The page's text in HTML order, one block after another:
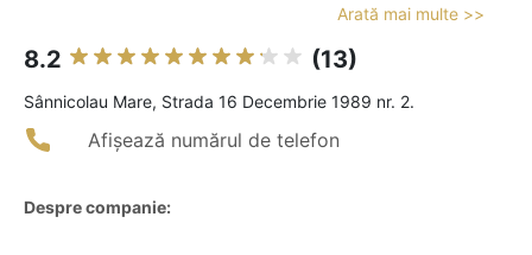
Arată mai multe >>
8.2 (13)
Sânnicolau Mare, Strada 16 Decembrie 1989 nr. 2.
Afișează numărul de telefon
Despre companie: